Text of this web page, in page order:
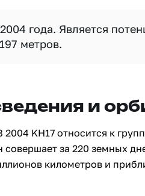
года. Является
метров.
и
KH17 относится к
совершает за 220 земных
километров и